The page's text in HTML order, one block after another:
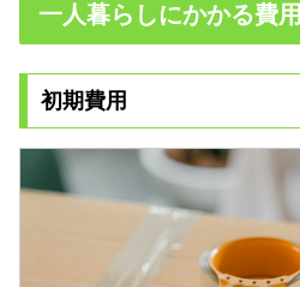
一人暮らしにかかる費用
初期費用